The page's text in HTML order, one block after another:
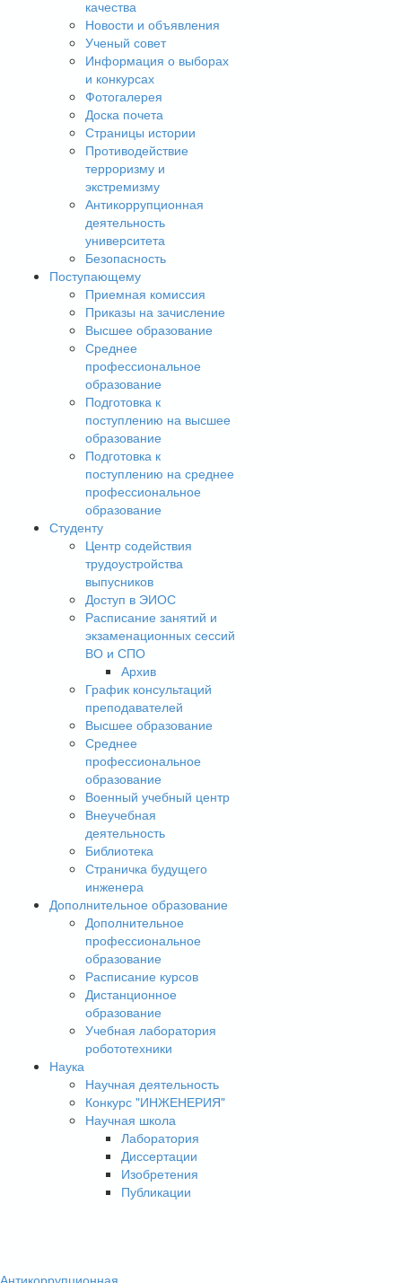
качества
Новости и объявления
Ученый совет
Информация о выборах
и конкурсах
Фотогалерея
Доска почета
Страницы истории
Противодействие
терроризму и
экстремизму
Антикоррупционная
деятельность
университета
Безопасность
Поступающему
Приемная комиссия
Приказы на зачисление
Высшее образование
Среднее
профессиональное
образование
Подготовка к
поступлению на высшее
образование
Подготовка к
поступлению на среднее
профессиональное
образование
Студенту
Центр содействия
трудоустройства
выпусников
Доступ в ЭИОС
Расписание занятий и
экзаменационных сессий
ВО и СПО
Архив
График консультаций
преподавателей
Высшее образование
Среднее
профессиональное
образование
Военный учебный центр
Внеучебная
деятельность
Библиотека
Страничка будущего
инженера
Дополнительное образование
Дополнительное
профессиональное
образование
Расписание курсов
Дистанционное
образование
Учебная лаборатория
робототехники
Наука
Научная деятельность
Конкурс "ИНЖЕНЕРИЯ"
Научная школа
Лаборатория
Диссертации
Изобретения
Публикации
Антикоррупционная